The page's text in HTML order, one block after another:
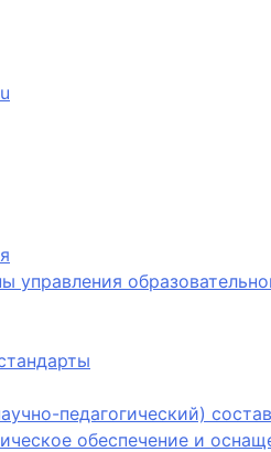
управления
педагогический) состав
обеспечение и